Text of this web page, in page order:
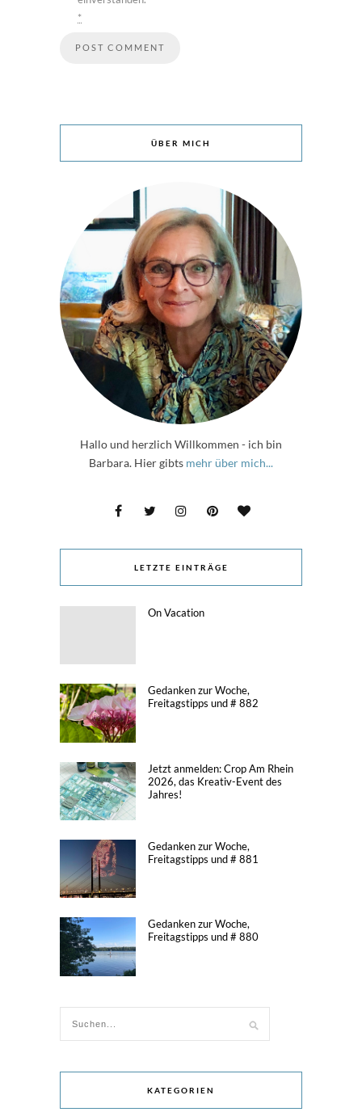
*
ÜBER MICH
Hallo und herzlich Willkommen - ich bin
Barbara. Hier gibts mehr über mich...
LETZTE EINTRÄGE
On Vacation
Gedanken zur Woche,
Freitagstipps und # 882
Jetzt anmelden: Crop Am Rhein
2026, das Kreativ-Event des
Jahres!
Gedanken zur Woche,
Freitagstipps und # 881
Gedanken zur Woche,
Freitagstipps und # 880
KATEGORIEN